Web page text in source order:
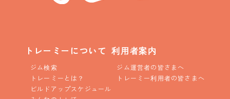
トレーミーについて
ジム検索
トレーミーとは？
ビルドアップスケジュール
利用者案内
ジム運営者の皆さまへ
トレーミー利用者の皆さまへ